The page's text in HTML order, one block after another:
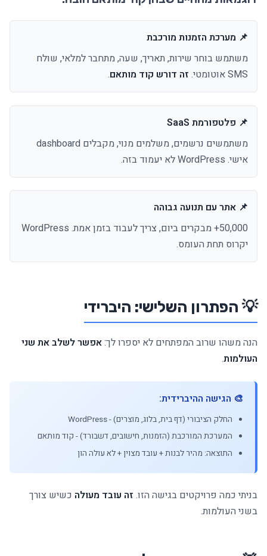
📌 מערכת הזמנות מורכבת
משתמש בוחר שירות, תאריך, שעה, מתחבר למלאי, שולח
SMS אוטומטי.
זה דורש קוד מותאם.
📌 פלטפורמת SaaS
משתמשים נרשמים, משלמים מנוי, מקבלים dashboard
אישי. WordPress לא יעמוד בזה.
📌 אתר עם תנועה גבוהה
50,000+ מבקרים ביום, צריך לעבוד בזמן אמת. WordPress
יקרוס תחת העומס.
💡 הפתרון השלישי: היברידי
הנה משהו שרוב המפתחים לא יספרו לך:אפשר לשלב את שני
העולמות.
🎨 הגישה ההיברידית:
החלק הציבורי (דף בית, בלוג, מוצרים) - WordPress
המערכת המורכבת (הזמנות, חישובים, דשבורד) - קוד מותאם
התוצאה: מהיר לבנות + עובד מצוין + לא עולה הון
בניתי כמה פרויקטים בגישה הזו. זה עובד מעולה כשיש צורך
בשני העולמות.